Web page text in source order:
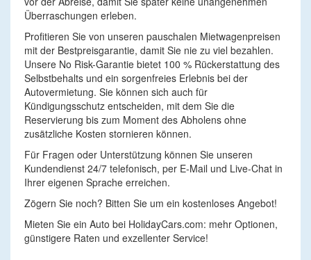
Überraschungen erleben.
Profitieren Sie von unseren pauschalen Mietwagenpreisen
mit der Bestpreisgarantie, damit Sie nie zu viel bezahlen.
Unsere No Risk-Garantie bietet 100 % Rückerstattung des
Selbstbehalts und ein sorgenfreies Erlebnis bei der
Autovermietung. Sie können sich auch für
Kündigungsschutz entscheiden, mit dem Sie die
Reservierung bis zum Moment des Abholens ohne
zusätzliche Kosten stornieren können.
Für Fragen oder Unterstützung können Sie unseren
Kundendienst 24/7 telefonisch, per E-Mail und Live-Chat in
Ihrer eigenen Sprache erreichen.
Zögern Sie noch? Bitten Sie um ein kostenloses Angebot!
Mieten Sie ein Auto bei HolidayCars.com: mehr Optionen,
günstigere Raten und exzellenter Service!